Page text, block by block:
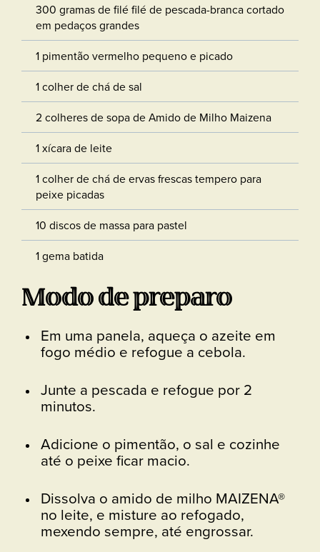
300 gramas de filé filé de pescada-branca cortado
em pedaços grandes
1 pimentão vermelho pequeno e picado
1 colher de chá de sal
2 colheres de sopa de Amido de Milho Maizena
1 xícara de leite
1 colher de chá de ervas frescas tempero para
peixe picadas
10 discos de massa para pastel
1 gema batida
Modo de preparo
Em uma panela, aqueça o azeite em
fogo médio e refogue a cebola.
Junte a pescada e refogue por 2
minutos.
Adicione o pimentão, o sal e cozinhe
até o peixe ficar macio.
Dissolva o amido de milho MAIZENA®
no leite, e misture ao refogado,
mexendo sempre, até engrossar.